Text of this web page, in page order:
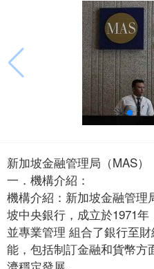
新加坡金融管理局（MAS）
一．機構介紹：
機構介紹：新加坡金融管理
坡中央銀行，成立於1971
並專業管理 組合了銀行至
能，包括制訂金融和貨幣方